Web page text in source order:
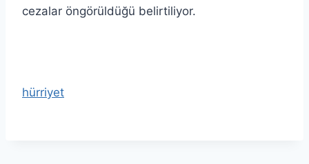
cezalar öngörüldüğü belirtiliyor.
hürriyet